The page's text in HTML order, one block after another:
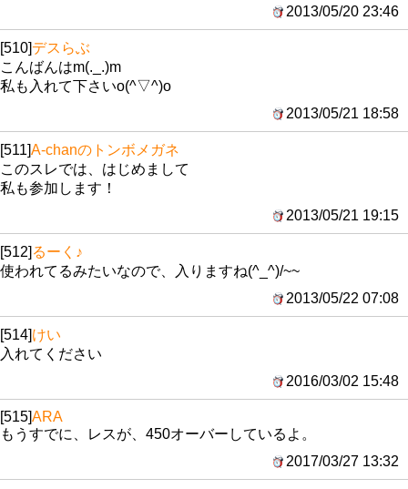
2013/05/20 23:46
[510]デスらぶ
こんばんはm(._.)m
私も入れて下さいo(^▽^)o
2013/05/21 18:58
[511]A-chanのトンボメガネ
このスレでは、はじめまして
私も参加します！
2013/05/21 19:15
[512] るーく♪
使われてるみたいなので、入りますね(^_^)/~~
2013/05/22 07:08
[514]けい
入れてください
2016/03/02 15:48
[515]ARA
もうすでに、レスが、450オーバーしているよ。
2017/03/27 13:32